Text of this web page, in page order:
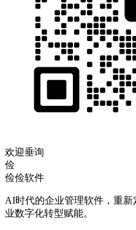
欢迎垂询
俭
俭俭软件
AI时代的企业管理软件，重
业数字化转型赋能。